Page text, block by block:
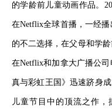
的学龄前儿童动画作品。
在Netflix全球首播，一经播
的不二选择，在父母和学
在Netflix和加拿大广播公
真与彩虹王国》迅速跻身
儿童节目中的顶流之作，